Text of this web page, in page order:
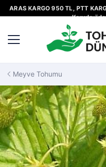
ARAS KARGO 950 TL, PTT
Kapıda
Meyve Tohumu